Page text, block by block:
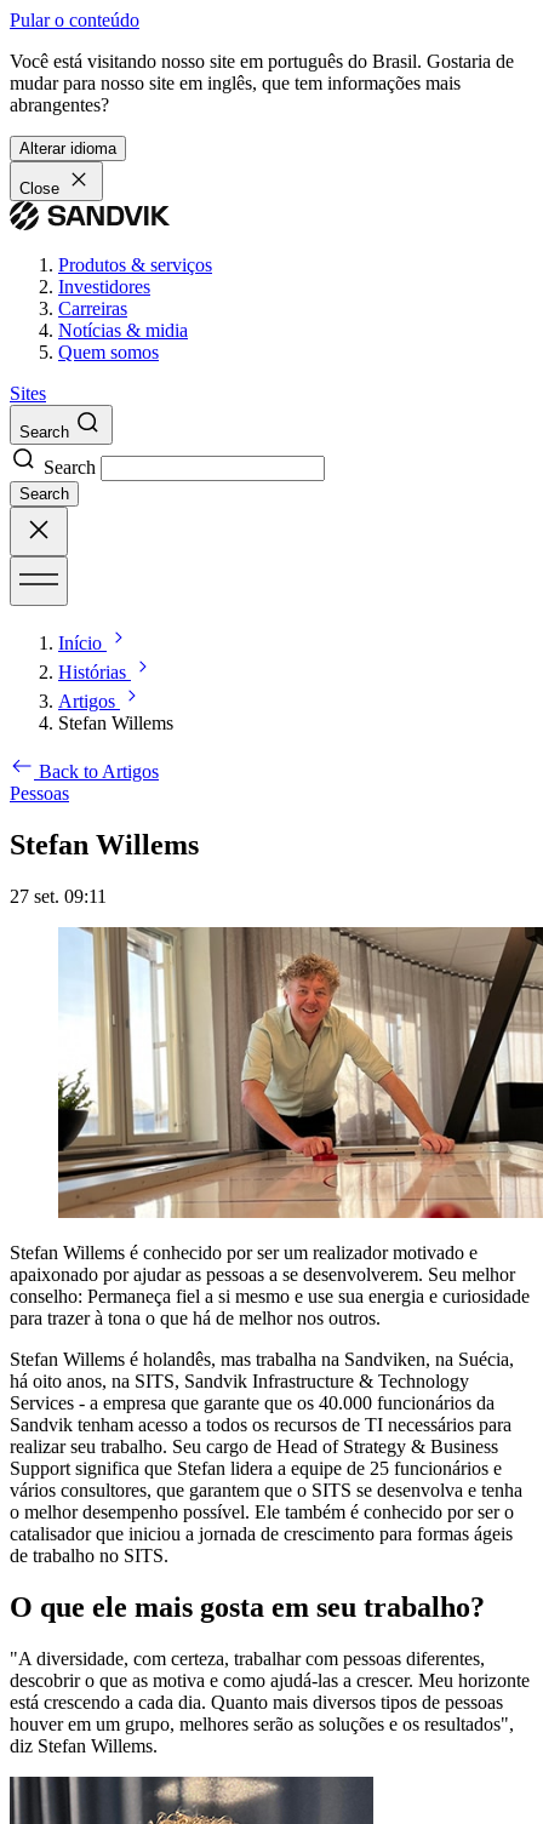
Pular o conteúdo
Você está visitando nosso site em português do Brasil. Gostaria de
mudar para nosso site em inglês, que tem informações mais
abrangentes?
Alterar idioma
Close
Produtos & serviços
Investidores
Carreiras
Notícias & midia
Quem somos
Sites
Search
Search
Search
Início
Histórias
Artigos
Stefan Willems
Back to Artigos
Pessoas
Stefan Willems
27 set. 09:11
Stefan Willems é conhecido por ser um realizador motivado e
apaixonado por ajudar as pessoas a se desenvolverem. Seu melhor
conselho: Permaneça fiel a si mesmo e use sua energia e curiosidade
para trazer à tona o que há de melhor nos outros.
Stefan Willems é holandês, mas trabalha na Sandviken, na Suécia,
há oito anos, na SITS, Sandvik Infrastructure & Technology
Services - a empresa que garante que os 40.000 funcionários da
Sandvik tenham acesso a todos os recursos de TI necessários para
realizar seu trabalho. Seu cargo de Head of Strategy & Business
Support significa que Stefan lidera a equipe de 25 funcionários e
vários consultores, que garantem que o SITS se desenvolva e tenha
o melhor desempenho possível. Ele também é conhecido por ser o
catalisador que iniciou a jornada de crescimento para formas ágeis
de trabalho no SITS.
O que ele mais gosta em seu trabalho?
"A diversidade, com certeza, trabalhar com pessoas diferentes,
descobrir o que as motiva e como ajudá-las a crescer. Meu horizonte
está crescendo a cada dia. Quanto mais diversos tipos de pessoas
houver em um grupo, melhores serão as soluções e os resultados",
diz Stefan Willems.